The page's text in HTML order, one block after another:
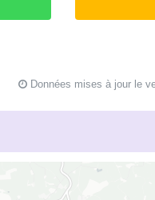
Données mises à jour le